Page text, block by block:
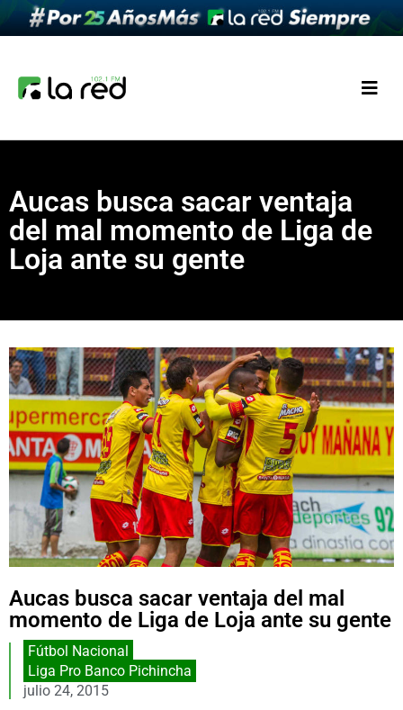
Aucas busca sacar ventaja
del mal momento de Liga de
Loja ante su gente
Aucas busca sacar ventaja del mal
momento de Liga de Loja ante su gente
Fútbol Nacional
Liga Pro Banco Pichincha
julio 24, 2015